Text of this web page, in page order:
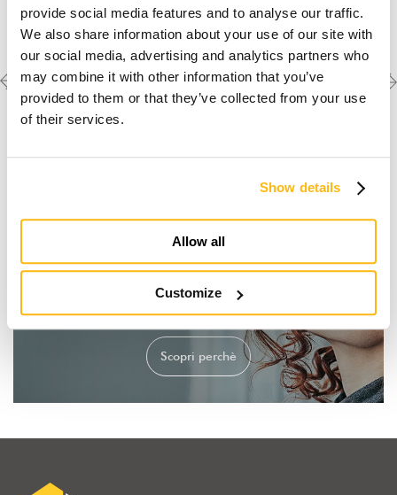
provide social media features and to analyse our traffic.
We also share information about your use of our site with
our social media, advertising and analytics partners who
may combine it with other information that you’ve
provided to them or that they’ve collected from your use
of their services.
Show details
Allow all
Customize
Previous
project
Scopri le altre
realizzazioni
project
Io sogno una casa in legno
Scopri perchè